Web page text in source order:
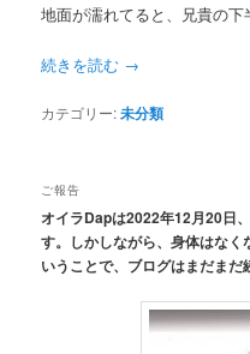
地面が濡れてると、兄貴の
続きを読む →
カテゴリー:未分類
ご報告
オイラDapは2022年12月20日
す。しかしながら、身体はなく
いうことで、ブログはまだまだ